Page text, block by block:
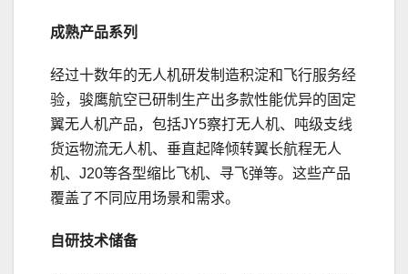
成熟产品系列
经过十数年的无人机研发制造积淀和飞行服务经
验，骏鹰航空已研制生产出多款性能优异的固定
翼无人机产品，包括JY5察打无人机、吨级支线
货运物流无人机、垂直起降倾转翼长航程无人
机、J20等各型缩比飞机、寻飞弹等。这些产品
覆盖了不同应用场景和需求。
自研技术储备